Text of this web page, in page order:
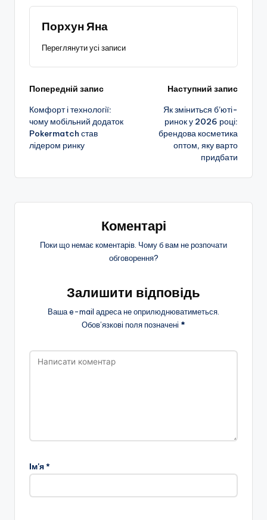
Порхун Яна
Переглянути усі записи
Навігація
по
запису
Попередній запис
Комфорт і технології:
чому мобільний додаток
Pokermatch став
лідером ринку
Наступний запис
Як зміниться б’юті-
ринок у 2026 році:
брендова косметика
оптом, яку варто
придбати
Коментарі
Поки що немає коментарів. Чому б вам не розпочати
обговорення?
Залишити відповідь
Ваша e-mail адреса не оприлюднюватиметься.
Обов’язкові поля позначені *
Ім'я*